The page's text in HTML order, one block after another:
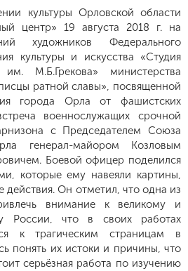
культуры Орловской области
центр» 19 августа 2018 г. на
художников Федерального
культуры и искусства «Студия
М.Б.Грекова» министерства
ратной славы», по­священной
города Орла от фашист­ских
военнослужащих срочной
с Председателем Союза
генерал-майором Козловым
Боевой офицер поделился
которые ему навеяли картины,
Он отметил, что одна из
внимание к великому и
России, что в своих работах
к трагическим страницам в
понять их истоки и причины, что
серьёзная работа по изучению